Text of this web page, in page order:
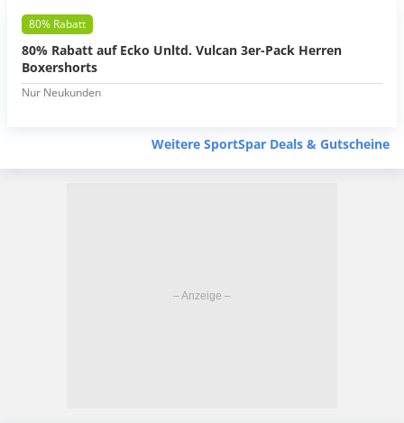
80% Rabatt
80% Rabatt auf Ecko Unltd. Vulcan 3er-Pack Herren
Boxershorts
Nur Neukunden
Weitere SportSpar Deals & Gutscheine